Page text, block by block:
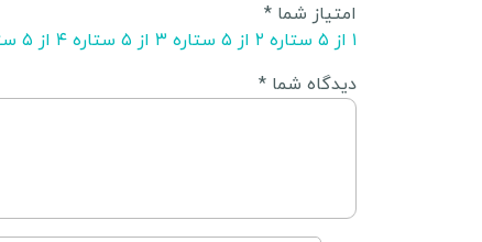
امتیاز شما *
۱ از ۵ ستاره
۲ از ۵ ستاره ۳ از ۵ ستاره ۴ از ۵ ستاره
دیدگاه شما *